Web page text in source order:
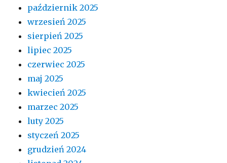
październik 2025
wrzesień 2025
sierpień 2025
lipiec 2025
czerwiec 2025
maj 2025
kwiecień 2025
marzec 2025
luty 2025
styczeń 2025
grudzień 2024